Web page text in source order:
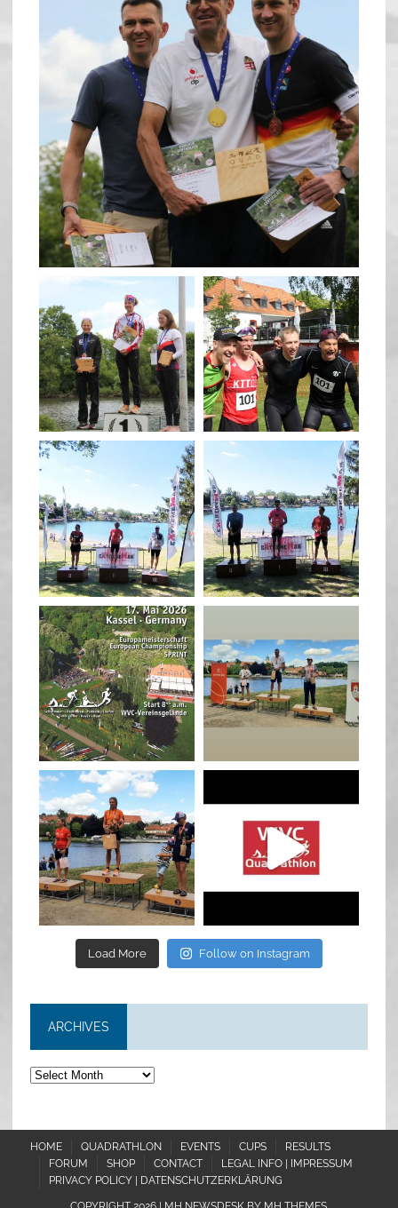
quadrathlon
May 26
quadrathlon
May 26
quadrathlon
May 3 May 3
quadrathlon
Jan 27
quadrathlon
Jul 6
Load More Follow on Instagram
ARCHIVES
Archives
HOME QUADRATHLON EVENTS CUPS
RESULTS
FORUM
SHOP CONTACT
LEGAL INFO | IMPRESSUM
PRIVACY POLICY | DATENSCHUTZERKLÄRUNG